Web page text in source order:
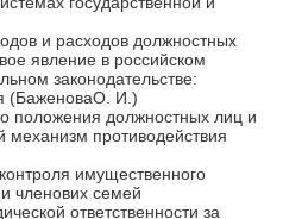
и расходов должностных
явление в российском
законодательстве:
(БаженоваО. И.)
положения должностных лиц и
механизм противодействия
имущественного
членових семей
ответственности за